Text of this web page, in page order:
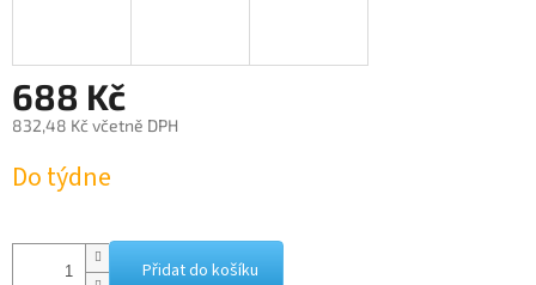
688 Kč
832,48 Kč včetně DPH
cena:
Do týdne
Přidat do košíku